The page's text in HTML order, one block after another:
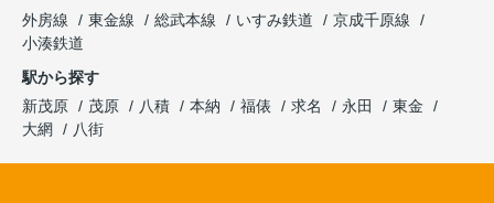
外房線
東金線 総武本線 いすみ鉄道
京成千原線
小湊鉄道
駅から探す
新茂原
茂原 八積 本納 福俵 求名 永田
東金
大網
八街